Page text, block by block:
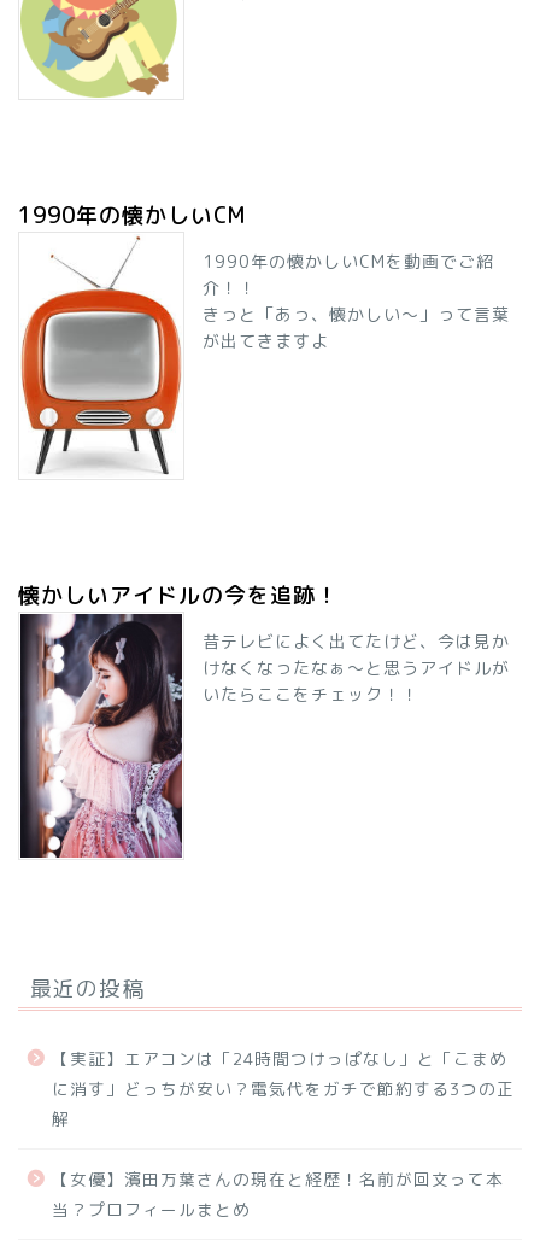
1990年の懐かしいCM
1990年の懐かしいCMを動画でご紹
介！！
きっと「あっ、懐かしい～」って言葉
が出てきますよ
懐かしいアイドルの今を追跡！
昔テレビによく出てたけど、今は見か
けなくなったなぁ～と思うアイドルが
いたらここをチェック！！
最近の投稿
【実証】エアコンは「24時間つけっぱなし」と「こまめ
に消す」どっちが安い？電気代をガチで節約する3つの正
解
【女優】濱田万葉さんの現在と経歴！名前が回文って本
当？プロフィールまとめ